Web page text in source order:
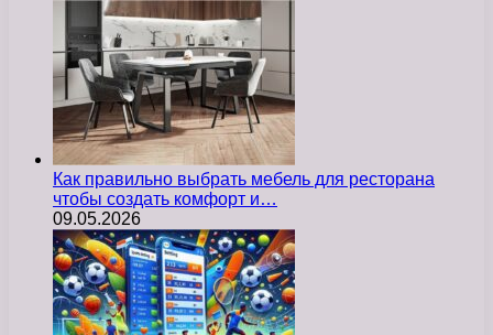
Как правильно выбрать мебель для ресторана
чтобы создать комфорт и…
09.05.2026